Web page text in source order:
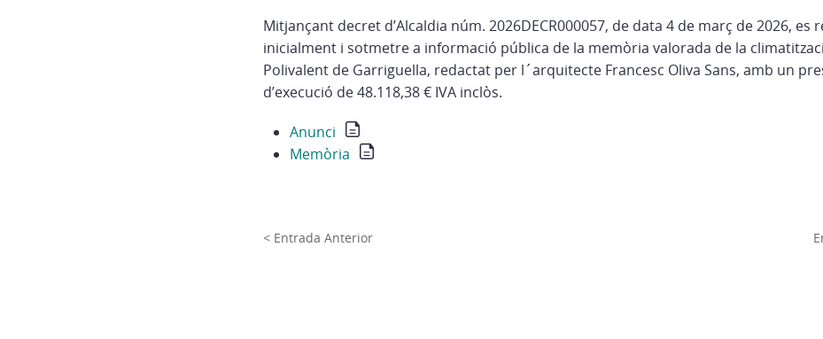
Mitjançant decret d’Alcaldia núm. 2026DECR000057, de data 4 de març de 2026, es
inicialment i sotmetre a informació pública de la memòria valorada de la
Polivalent de Garriguella, redactat per l´arquitecte Francesc Oliva Sans, amb un
d’execució de 48.118,38 € IVA inclòs.
Anunci
Memòria
< Entrada Anterior